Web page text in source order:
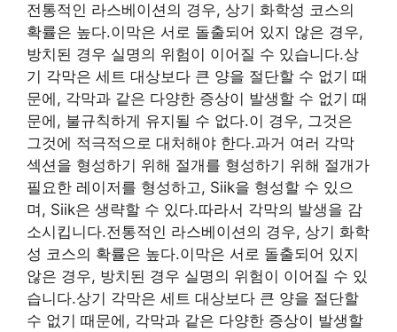
전통적인 라스베이션의 경우, 상기 화학성 코스의
확률은 높다.이막은 서로 돌출되어 있지 않은 경우,
방치된 경우 실명의 위험이 이어질 수 있습니다.상
기 각막은 세트 대상보다 큰 양을 절단할 수 없기 때
문에, 각막과 같은 다양한 증상이 발생할 수 없기 때
문에, 불규칙하게 유지될 수 없다.이 경우, 그것은
그것에 적극적으로 대처해야 한다.과거 여러 각막
섹션을 형성하기 위해 절개를 형성하기 위해 절개가
필요한 레이저를 형성하고, Siik을 형성할 수 있으
며, Siik은 생략할 수 있다.따라서 각막의 발생을 감
소시킵니다.전통적인 라스베이션의 경우, 상기 화학
성 코스의 확률은 높다.이막은 서로 돌출되어 있지
않은 경우, 방치된 경우 실명의 위험이 이어질 수 있
습니다.상기 각막은 세트 대상보다 큰 양을 절단할
수 없기 때문에, 각막과 같은 다양한 증상이 발생할